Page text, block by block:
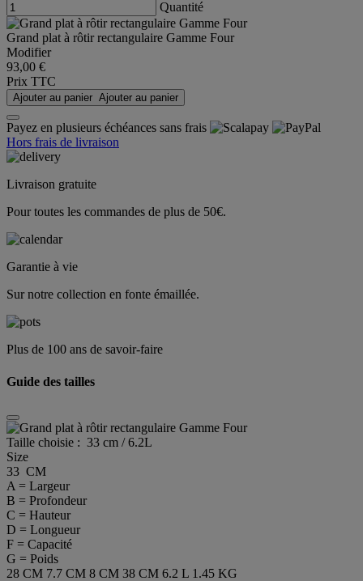
Quantité
Grand plat à rôtir rectangulaire Gamme Four
Modifier
93,00 €
Prix TTC
Ajouter au panier Ajouter au panier
Payez en plusieurs échéances sans frais
Hors frais de livraison
Livraison gratuite
Pour toutes les commandes de plus de 50€.
Garantie à vie
Sur notre collection en fonte émaillée.
Plus de 100 ans de savoir-faire
Guide des tailles
Taille choisie : 33 cm / 6.2L
Size
33 CM
A = Largeur
B = Profondeur
C = Hauteur
D = Longueur
F = Capacité
G = Poids
28 CM 7.7 CM 8 CM 38 CM 6.2 L 1.45 KG